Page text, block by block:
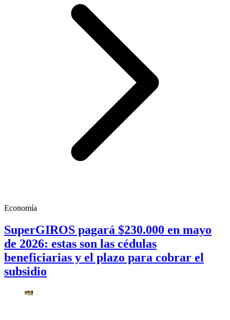
Economía
SuperGIROS pagará $230.000 en mayo
de 2026: estas son las cédulas
beneficiarias y el plazo para cobrar el
subsidio